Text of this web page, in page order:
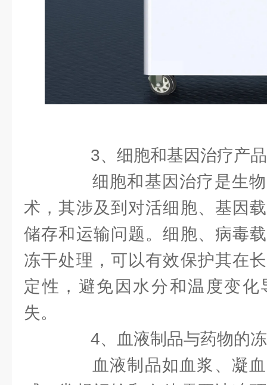
3、细胞和基因治疗产品
细胞和基因治疗是生物
术，其涉及到对活细胞、基因
储存和运输问题。细胞、病毒
冻干处理，可以有效保护其在
定性，避免因水分和温度变
失。
4、血液制品与药物的
血液制品如血浆、凝血